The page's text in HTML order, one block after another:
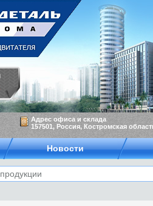
Адрес офиса и склада
157501, Россия, Костромская
Новости